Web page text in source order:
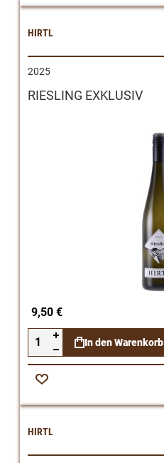
HIRTL
2025
RIESLING EXKLUSIV
9,50 €
In den Warenkorb
Zur
HIRTL